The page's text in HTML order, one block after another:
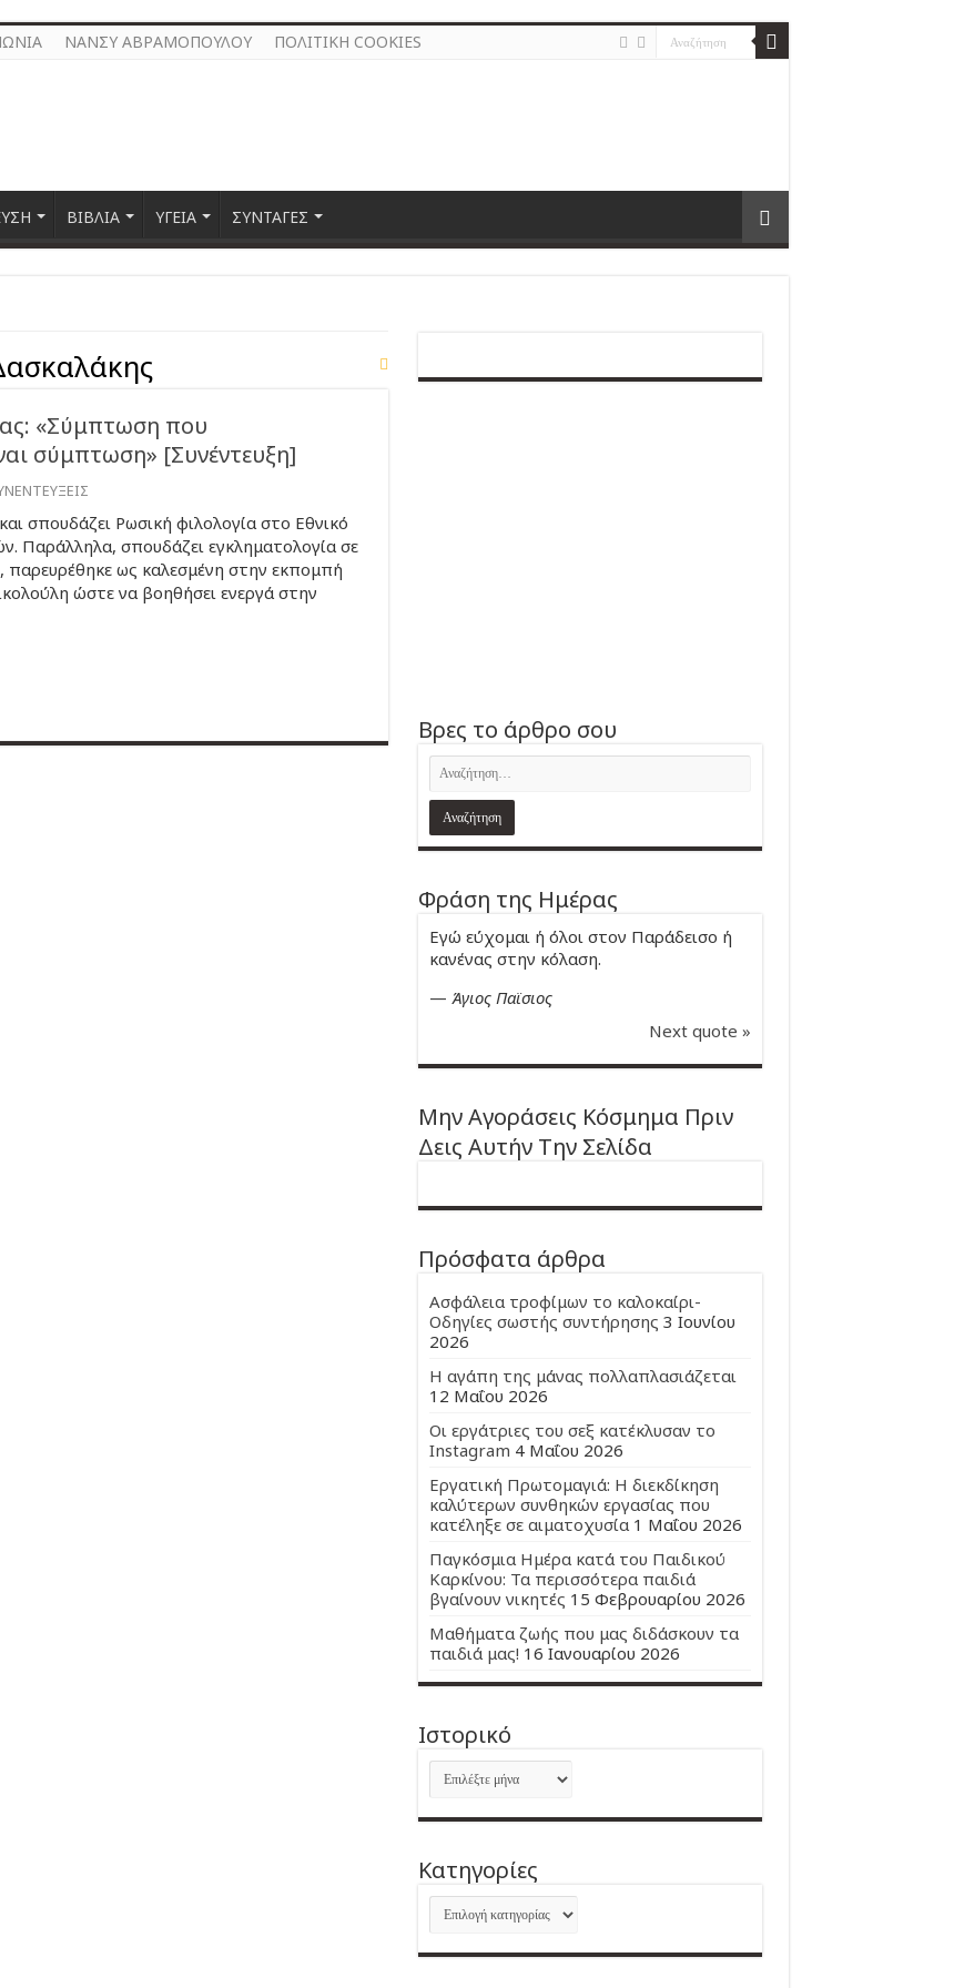
ΝΑΝΣΥ ΑΒΡΑΜΟΠΟΥΛΟΥ ΠΟΛΙΤΙΚΗ COOKIES
ΒΙΒΛΙΑ ΥΓΕΙΑ ΣΥΝΤΑΓΕΣ
«Σύμπτωση που
σύμπτωση» [Συνέντευξη]
σπουδάζει Ρωσική φιλολογία στο Εθνικό
Παράλληλα, σπουδάζει εγκληματολογία σε
ως καλεσμένη στην εκπομπή
ώστε να βοηθήσει ενεργά στην
Βρες το άρθρο σου
Φράση της Ημέρας
Εγώ εύχομαι ή όλοι στον Παράδεισο ή
κανένας στην κόλαση.
— Άγιος Παϊσιος
Next quote »
Μην Αγοράσεις Κόσμημα Πριν
Δεις Αυτήν Την Σελίδα
Πρόσφατα άρθρα
Ασφάλεια τροφίμων το καλοκαίρι-
Οδηγίες σωστής συντήρησης 3 Ιουνίου
2026
Η αγάπη της μάνας πολλαπλασιάζεται
12 Μαΐου 2026
Οι εργάτριες του σεξ κατέκλυσαν το
Instagram 4 Μαΐου 2026
Εργατική Πρωτομαγιά: Η διεκδίκηση
καλύτερων συνθηκών εργασίας που
κατέληξε σε αιματοχυσία 1 Μαΐου 2026
Παγκόσμια Ημέρα κατά του Παιδικού
Καρκίνου: Τα περισσότερα παιδιά
βγαίνουν νικητές 15 Φεβρουαρίου 2026
Μαθήματα ζωής που μας διδάσκουν τα
παιδιά μας! 16 Ιανουαρίου 2026
Ιστορικό
Ιστορικό
Kατηγορίες
Kατηγορίες